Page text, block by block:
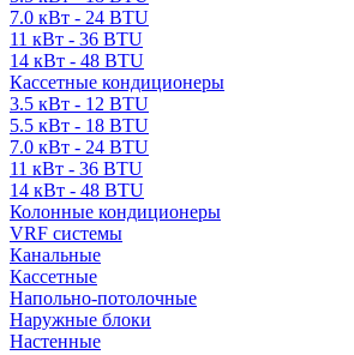
7.0 кВт - 24 BTU
11 кВт - 36 BTU
14 кВт - 48 BTU
Кассетные кондиционеры
3.5 кВт - 12 BTU
5.5 кВт - 18 BTU
7.0 кВт - 24 BTU
11 кВт - 36 BTU
14 кВт - 48 BTU
Колонные кондиционеры
VRF системы
Канальные
Кассетные
Напольно-потолочные
Наружные блоки
Настенные